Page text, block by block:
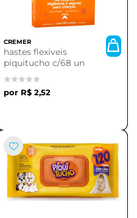
CREMER
hastes flexiveis
piquitucho c/68 un
R$ 2,52